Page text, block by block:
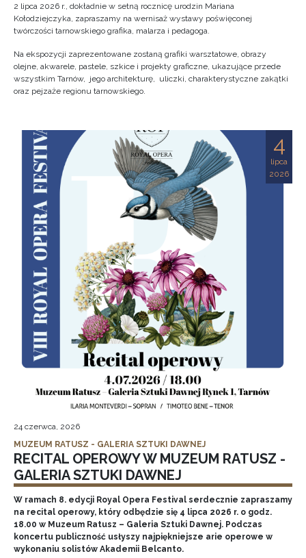
2 lipca 2026 r., dokładnie w setną rocznicę urodzin Mariana
Kołodziejczyka, zapraszamy na wernisaż wystawy poświęconej
twórczości tarnowskiego grafika, malarza i pedagoga.
Na ekspozycji zaprezentowane zostaną grafiki warsztatowe, obrazy
olejne, akwarele, pastele, szkice i projekty graficzne, ukazujące przede
wszystkim Tarnów, jego architekturę, uliczki, charakterystyczne zakątki
oraz pejzaże regionu tarnowskiego.
4
lipca
2026
24 czerwca, 2026
MUZEUM RATUSZ - GALERIA SZTUKI DAWNEJ
RECITAL OPEROWY W MUZEUM RATUSZ -
GALERIA SZTUKI DAWNEJ
W ramach 8. edycji Royal Opera Festival serdecznie zapraszamy
na recital operowy, który odbędzie się 4 lipca 2026 r. o godz.
18.00 w Muzeum Ratusz – Galeria Sztuki Dawnej. Podczas
koncertu publiczność usłyszy najpiękniejsze arie operowe w
wykonaniu solistów Akademii Belcanto.